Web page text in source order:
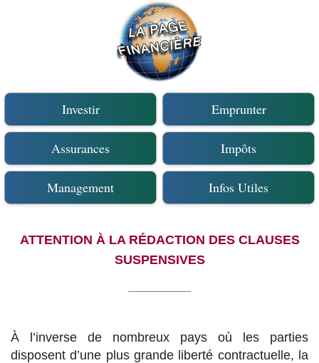
Investir Emprunter
Assurances Impôts
Management Infos Utiles
ATTENTION À LA RÉDACTION DES CLAUSES
SUSPENSIVES
À l’inverse de nombreux pays où les parties
disposent d’une plus grande liberté contractuelle, la